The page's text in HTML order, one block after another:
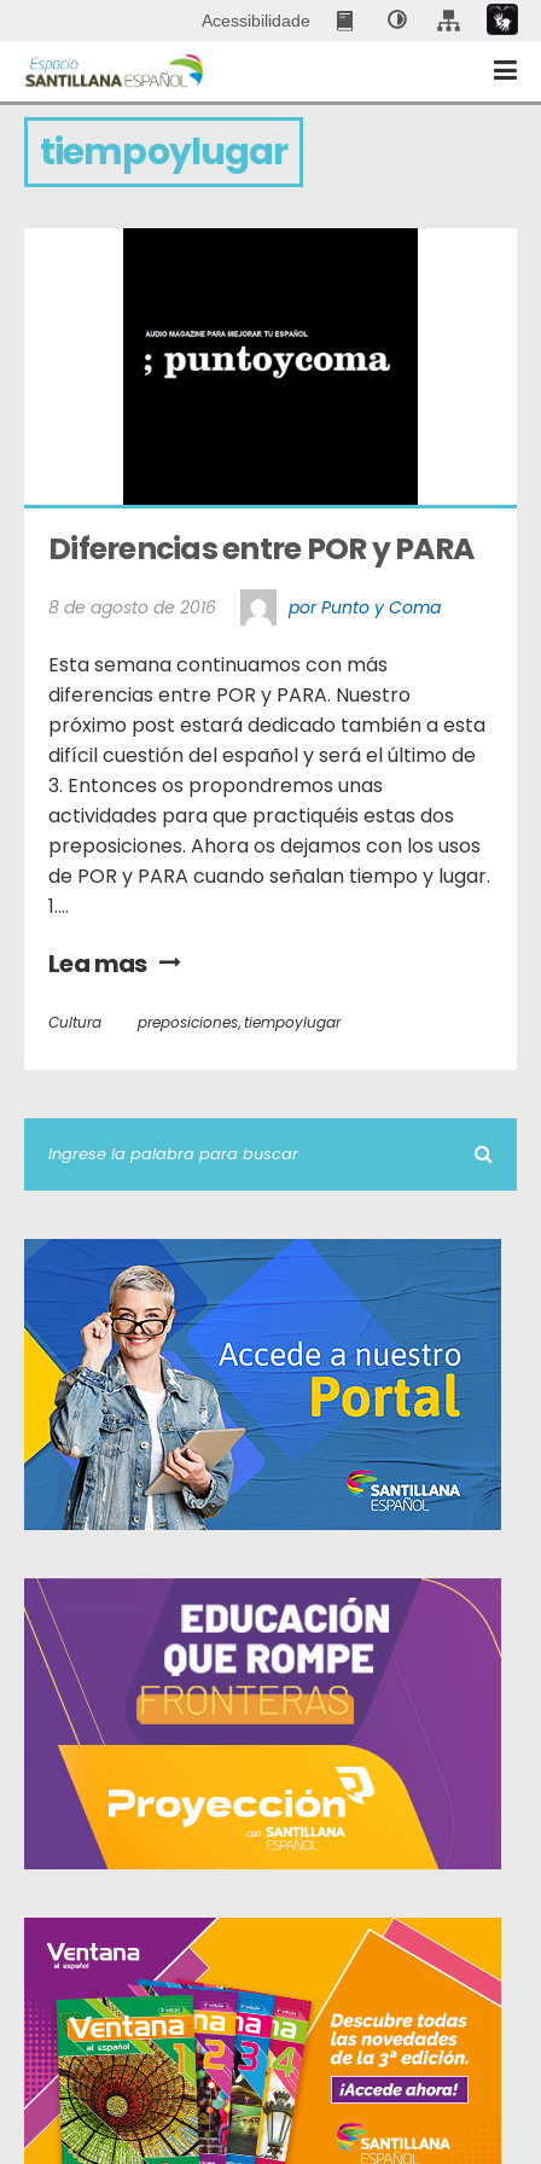
Acessibilidade
tiempoylugar
Diferencias entre POR y PARA
8 de agosto de 2016 por Punto y Coma
Esta semana continuamos con más
diferencias entre POR y PARA. Nuestro
próximo post estará dedicado también a esta
difícil cuestión del español y será el último de
3. Entonces os propondremos unas
actividades para que practiquéis estas dos
preposiciones. Ahora os dejamos con los usos
de POR y PARA cuando señalan tiempo y lugar.
1....
Lea mas
Cultura preposiciones,tiempoylugar